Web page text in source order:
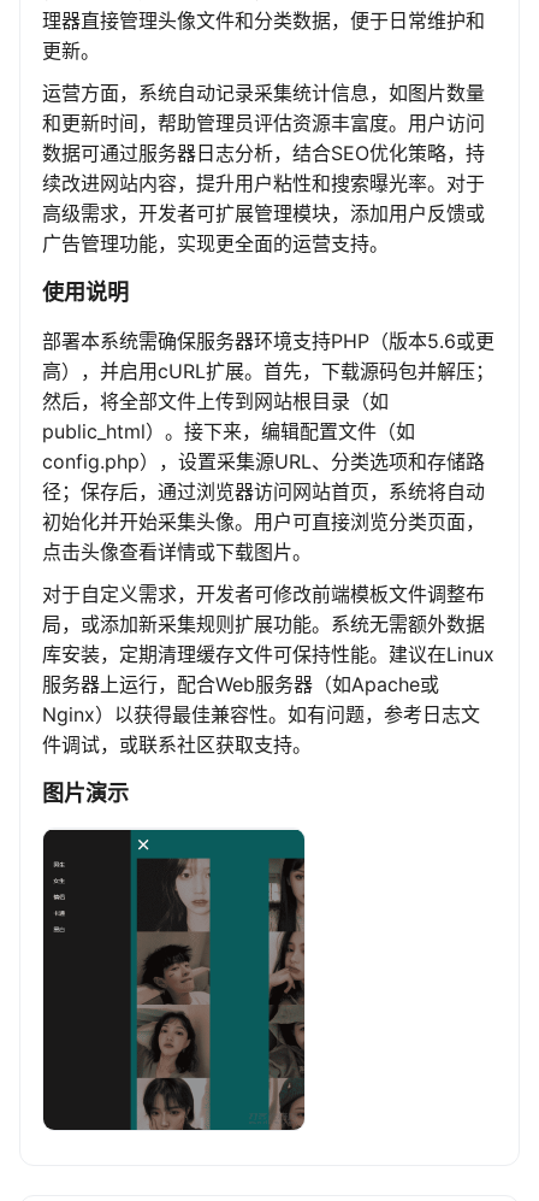
理器直接管理头像文件和分类数据，便于日常维护和
更新。
运营方面，系统自动记录采集统计信息，如图片数量
和更新时间，帮助管理员评估资源丰富度。用户访问
数据可通过服务器日志分析，结合SEO优化策略，持
续改进网站内容，提升用户粘性和搜索曝光率。对于
高级需求，开发者可扩展管理模块，添加用户反馈或
广告管理功能，实现更全面的运营支持。
使用说明
部署本系统需确保服务器环境支持PHP（版本5.6或更
高），并启用cURL扩展。首先，下载源码包并解压；
然后，将全部文件上传到网站根目录（如
public_html）。接下来，编辑配置文件（如
config.php），设置采集源URL、分类选项和存储路
径；保存后，通过浏览器访问网站首页，系统将自动
初始化并开始采集头像。用户可直接浏览分类页面，
点击头像查看详情或下载图片。
对于自定义需求，开发者可修改前端模板文件调整布
局，或添加新采集规则扩展功能。系统无需额外数据
库安装，定期清理缓存文件可保持性能。建议在Linux
服务器上运行，配合Web服务器（如Apache或
Nginx）以获得最佳兼容性。如有问题，参考日志文
件调试，或联系社区获取支持。
图片演示